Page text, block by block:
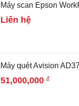
Máy scan Epson
Liên hệ
Máy quét Avision
51,000,000 đ